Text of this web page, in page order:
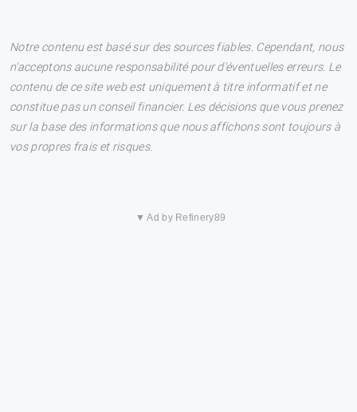
Notre contenu est basé sur des sources fiables. Cependant, nous
n'acceptons aucune responsabilité pour d'éventuelles erreurs. Le
contenu de ce site web est uniquement à titre informatif et ne
constitue pas un conseil financier. Les décisions que vous prenez
sur la base des informations que nous affichons sont toujours à
vos propres frais et risques.
▼ Ad by Refinery89